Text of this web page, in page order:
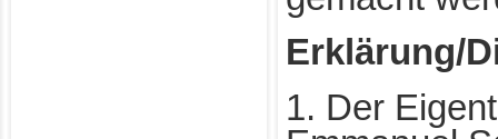
Erklärung/
1. Der